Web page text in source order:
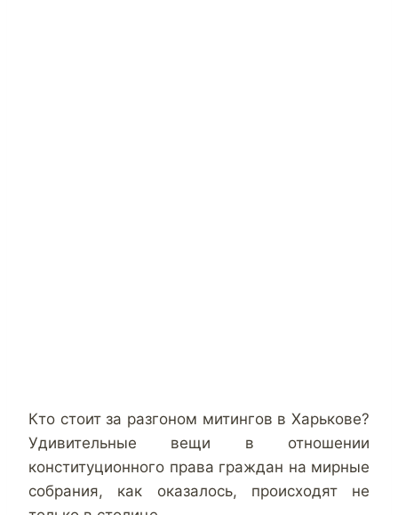
Кто стоит за разгоном митингов в Харькове?
Удивительные вещи в отношении
конституционного права граждан на мирные
собрания, как оказалось, происходят не